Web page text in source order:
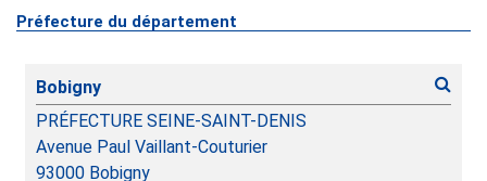
Préfecture du département
Bobigny
PRÉFECTURE SEINE-SAINT-DENIS
Avenue Paul Vaillant-Couturier
93000 Bobigny